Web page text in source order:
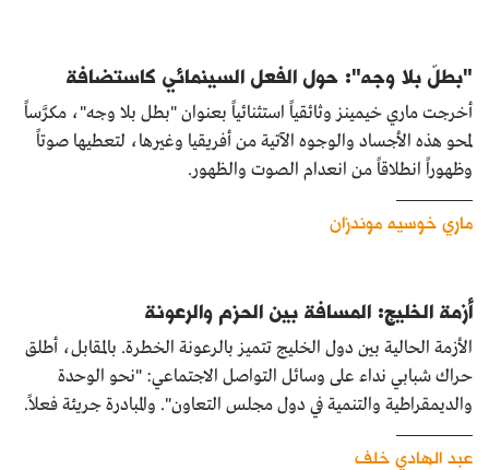
"بطلٌ بلا وجه": حول الفعل السينمائي كاستضافة
أخرجت ماري خيمينز وثائقياً استثنائياً بعنوان "بطل بلا وجه"، مكرَّساً
لمحو هذه الأجساد والوجوه الآتية من أفريقيا وغيرها، لتعطيها صوتاً
وظهوراً انطلاقاً من انعدام الصوت والظهور.
ماري خوسيه موندزان
أزمة الخليج: المسافة بين الحزم والرعونة
الأزمة الحالية بين دول الخليج تتميز بالرعونة الخطرة. بالمقابل، أطلق
حراك شبابي نداء على وسائل التواصل الاجتماعي: "نحو الوحدة
والديمقراطية والتنمية في دول مجلس التعاون". والمبادرة جريئة فعلاً.
عبد الهادي خلف